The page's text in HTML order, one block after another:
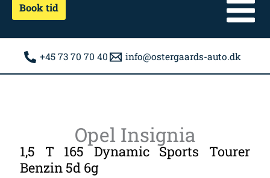
Book tid
+45 73 70 70 40 info@ostergaards-auto.dk
Opel Insignia
1,5 T 165 Dynamic Sports Tourer
Benzin 5d 6g